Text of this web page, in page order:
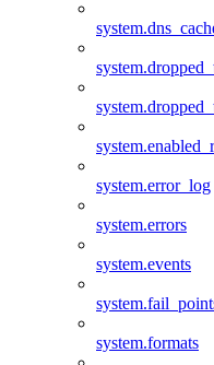
system.error_log
system.errors
system.events
system.formats